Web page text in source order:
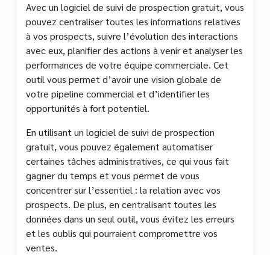
Avec un logiciel de suivi de prospection gratuit, vous
pouvez centraliser toutes les informations relatives
à vos prospects, suivre l’évolution des interactions
avec eux, planifier des actions à venir et analyser les
performances de votre équipe commerciale. Cet
outil vous permet d’avoir une vision globale de
votre pipeline commercial et d’identifier les
opportunités à fort potentiel.
En utilisant un logiciel de suivi de prospection
gratuit, vous pouvez également automatiser
certaines tâches administratives, ce qui vous fait
gagner du temps et vous permet de vous
concentrer sur l’essentiel : la relation avec vos
prospects. De plus, en centralisant toutes les
données dans un seul outil, vous évitez les erreurs
et les oublis qui pourraient compromettre vos
ventes.